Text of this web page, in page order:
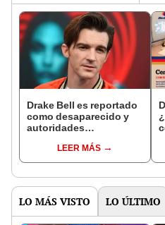
Drake Bell es reportado
como desaparecido y
autoridades
por su seguridad
LEER MÁS
LO MÁS VISTO LO ÚLTIMO